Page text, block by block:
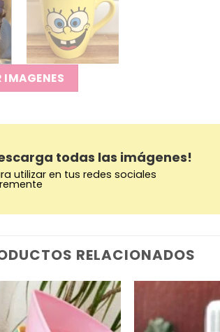
IMAGENES
todas las imágenes!
utilizar en tus redes sociales
RELACIONADOS